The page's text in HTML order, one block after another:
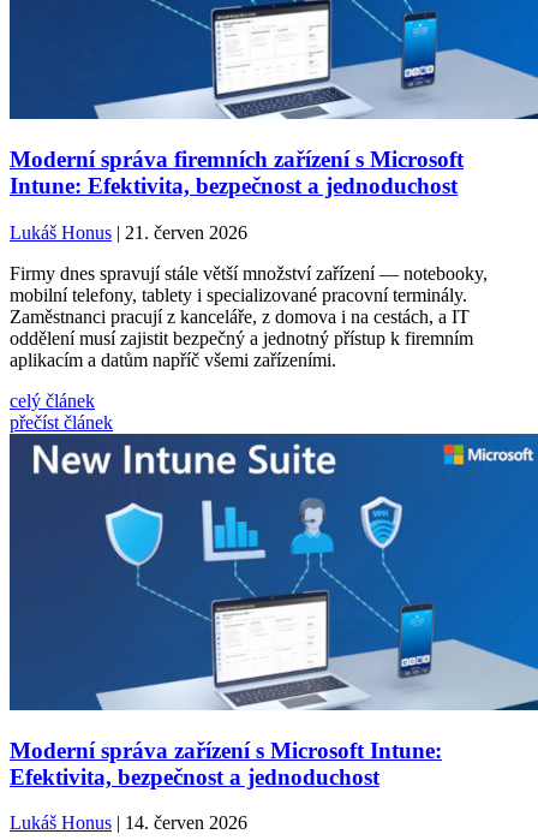
Moderní správa firemních zařízení s Microsoft
Intune: Efektivita, bezpečnost a jednoduchost
Lukáš Honus | 21. červen 2026
Firmy dnes spravují stále větší množství zařízení — notebooky,
mobilní telefony, tablety i specializované pracovní terminály.
Zaměstnanci pracují z kanceláře, z domova i na cestách, a IT
oddělení musí zajistit bezpečný a jednotný přístup k firemním
aplikacím a datům napříč všemi zařízeními.
celý článek
přečíst článek
Moderní správa zařízení s Microsoft Intune:
Efektivita, bezpečnost a jednoduchost
Lukáš Honus | 14. červen 2026